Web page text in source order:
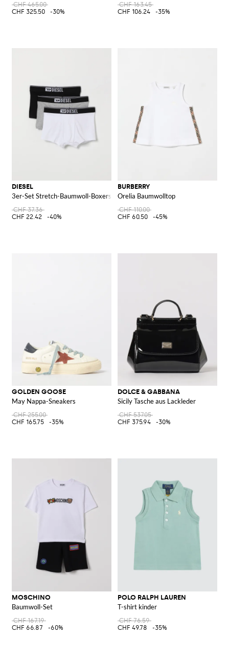
CHF 465.00
CHF 325.50
-30%
CHF 163.45
CHF 106.24
-35%
DIESEL
3er-Set Stretch-Baumwoll-Boxershorts
CHF 37.36
CHF 22.42
-40%
BURBERRY
Orelia Baumwolltop
CHF 110.00
CHF 60.50
-45%
GOLDEN GOOSE
May Nappa-Sneakers
CHF 255.00
CHF 165.75
-35%
DOLCE & GABBANA
Sicily Tasche aus Lackleder
CHF 537.05
CHF 375.94
-30%
MOSCHINO
Baumwoll-Set
CHF 167.19
CHF 66.87
-60%
POLO RALPH LAUREN
T-shirt kinder
CHF 76.59
CHF 49.78
-35%